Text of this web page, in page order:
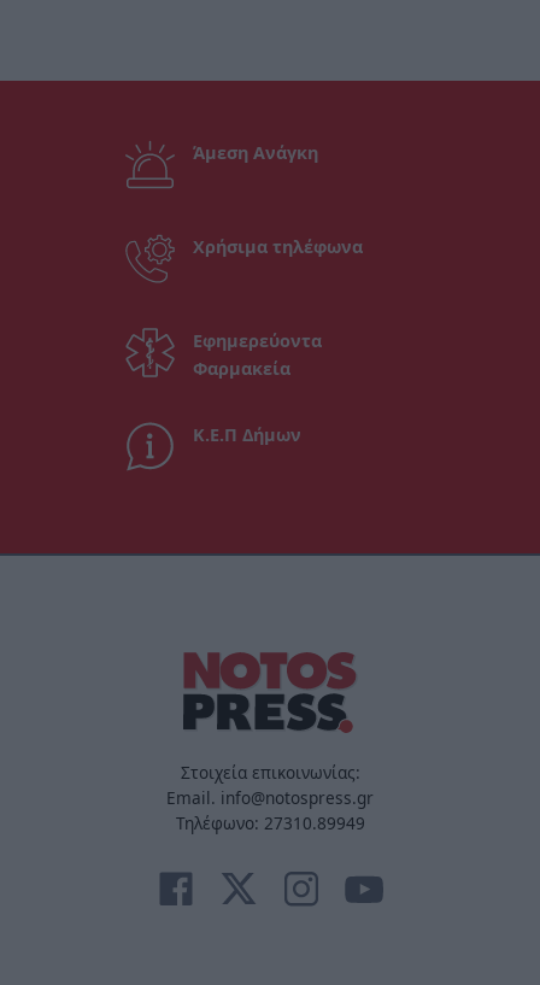
Άμεση Ανάγκη
Χρήσιμα τηλέφωνα
Εφημερεύοντα
Φαρμακεία
Κ.Ε.Π Δήμων
Στοιχεία επικοινωνίας:
Email. info@notospress.gr
Τηλέφωνο: 27310.89949